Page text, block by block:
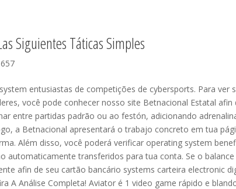
Siguientes Táticas Simples
entusiastas de competições de cybersports. Para ver
você pode conhecer nosso site Betnacional Estatal afin
entre partidas padrão ou ao festón, adicionando
a Betnacional apresentará o trabajo concreto em tua
Além disso, você poderá verificar operating system
automaticamente transferidos para tua conta. Se o
afin de seu cartão bancário systems carteira electronic
A Análise Completa! Aviator é 1 video game rápido e